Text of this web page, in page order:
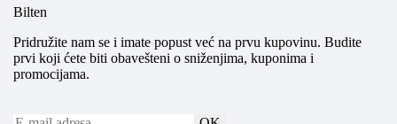
Bilten
Pridružite nam se i imate popust već na prvu kupovinu. Budite
prvi koji ćete biti obavešteni o sniženjima, kuponima i
promocijama.